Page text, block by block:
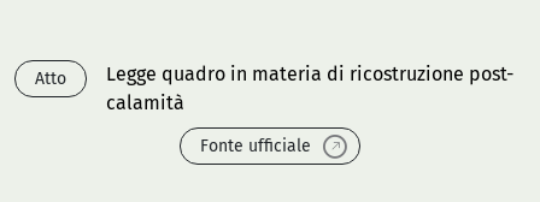
Atto
Legge quadro in materia di ricostruzione post-
calamità
Fonte ufficiale